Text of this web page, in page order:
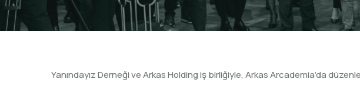
Yanındayız Derneği ve Arkas Holding iş birliğiyle, Arkas Arcademia’da